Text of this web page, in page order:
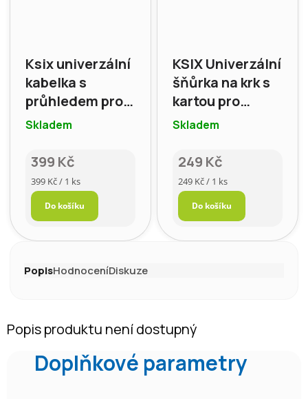
Ksix univerzální
kabelka s
průhledem pro
Smartphone,
Skladem
399 Kč
Měrná
cena:
399 Kč / 1 ks
Do košíku
KSIX Univerzální
šňůrka na krk s
kartou pro
smartphone,
Skladem
249 Kč
Měrná
cena:
249 Kč / 1 ks
Do košíku
PopisHodnoceníDiskuze
Popis produktu není dostupný
Doplňkové parametry